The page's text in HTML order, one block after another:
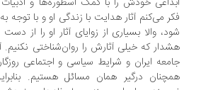
می‌کنم آثار هدایت با زندگی او و با توجه به
والا بسیاری از زوایای آثار او را از دست
که خیلی آثارش را روان‌شناختی نکنیم. آثار
ایران و شرایط سیاسی و اجتماعی روزگار
درگیر همان مسائل هستیم. بنابراین